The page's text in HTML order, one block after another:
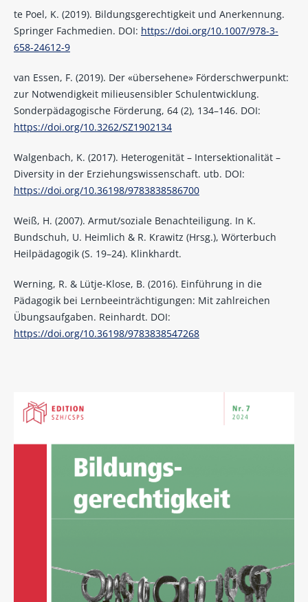
te Poel, K. (2019). Bildungsgerechtigkeit und Anerkennung.
Springer Fachmedien. DOI: https://doi.org/10.1007/978-3-
658-24612-9
van Essen, F. (2019). Der «übersehene» Förderschwerpunkt:
zur Notwendigkeit milieusensibler Schulentwicklung.
Sonderpädagogische Förderung, 64 (2), 134–146. DOI:
https://doi.org/10.3262/SZ1902134
Walgenbach, K. (2017). Heterogenität – Intersektionalität –
Diversity in der Erziehungswissenschaft. utb. DOI:
https://doi.org/10.36198/9783838586700
Weiß, H. (2007). Armut/soziale Benachteiligung. In K.
Bundschuh, U. Heimlich & R. Krawitz (Hrsg.), Wörterbuch
Heilpädagogik (S. 19–24). Klinkhardt.
Werning, R. & Lütje-Klose, B. (2016). Einführung in die
Pädagogik bei Lernbeeinträchtigungen: Mit zahlreichen
Übungsaufgaben. Reinhardt. DOI:
https://doi.org/10.36198/9783838547268